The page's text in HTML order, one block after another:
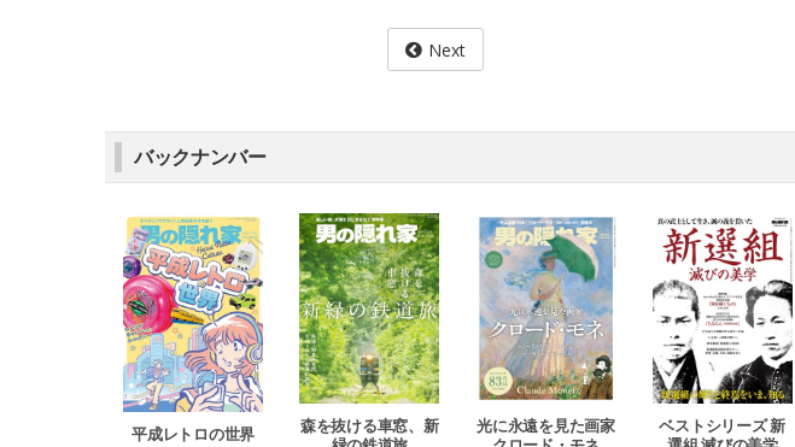
Next
バックナンバー
平成レトロの世界
森を抜ける車窓、新
光に永遠を見た画家
ベストシリーズ 新